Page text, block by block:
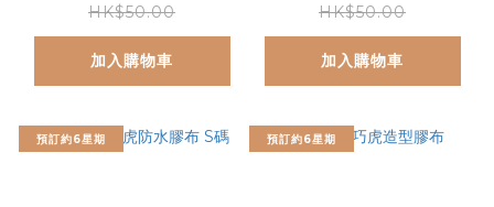
HK$50.00
加入購物車
HK$50.00
加入購物車
預訂約6星期 預訂約6星期